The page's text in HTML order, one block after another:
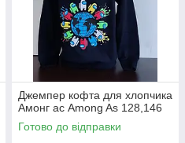
Джемпер кофта для хлопчика
Амонг ас Among As 128,146
Готово до відправки